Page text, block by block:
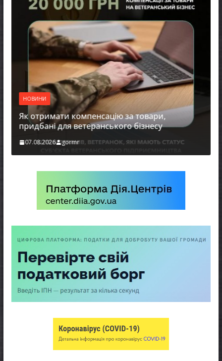
НОВИНИ
Як отримати компенсацію за товари,
придбані для ветеранського бізнесу
07.08.2026 gormr